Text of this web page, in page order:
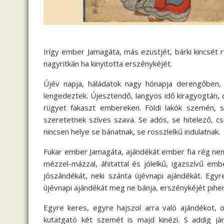
Irígy ember Jamagáta, más ezüstjét, bárki
nagyritkán ha kinyitotta erszénykéjét.
Újév napja, háládatok nagy hónapja
lengedeztek. Újesztendő, langyos idő
rügyet fakaszt embereken. Földi lakók szemén,
szeretetnek szíves szava. Se adós, se hitelező,
nincsen helye se bánatnak, se rosszlelkű indulatnak.
Fukar ember Jamagáta, ajándékát ember fia rég
mézzel-mázzal, áhitattal és jólelkű, igazszívű
jószándékát, neki szánta újévnapi ajándékát.
újévnapi ajándékát meg ne bánja, erszénykéjét
Egyre keres, egyre hajszol arra való
kutatgató két szemét is majd kinézi. S addig